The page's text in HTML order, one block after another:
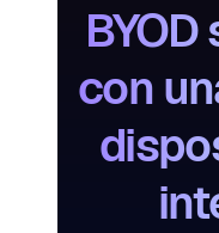
con